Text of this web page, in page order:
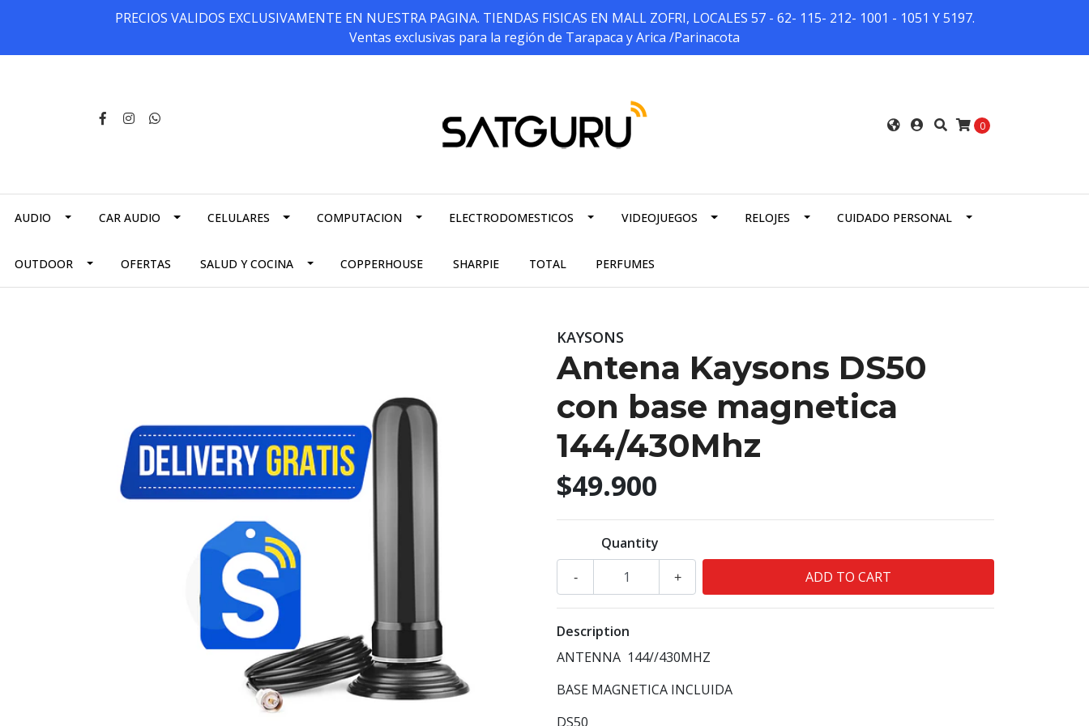
PRECIOS VALIDOS EXCLUSIVAMENTE EN NUESTRA PAGINA. TIENDAS FISICAS EN MALL ZOFRI, LOCALES 57 - 62- 115- 212- 1001 - 1051 Y 5197.
Ventas exclusivas para la región de Tarapaca y Arica /Parinacota
0
AUDIO CAR AUDIO CELULARES COMPUTACION ELECTRODOMESTICOS VIDEOJUEGOS RELOJES CUIDADO PERSONAL
OUTDOOR OFERTAS SALUD Y COCINA COPPERHOUSE SHARPIE TOTAL PERFUMES
KAYSONS
Antena Kaysons DS50
con base magnetica
144/430Mhz
$49.900
Quantity
+
-
Description
ANTENNA 144//430MHZ
BASE MAGNETICA INCLUIDA
DS50